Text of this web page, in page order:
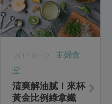
2017-07-10
主婦食
堂
清爽解油膩！來杯
黃金比例綠拿鐵